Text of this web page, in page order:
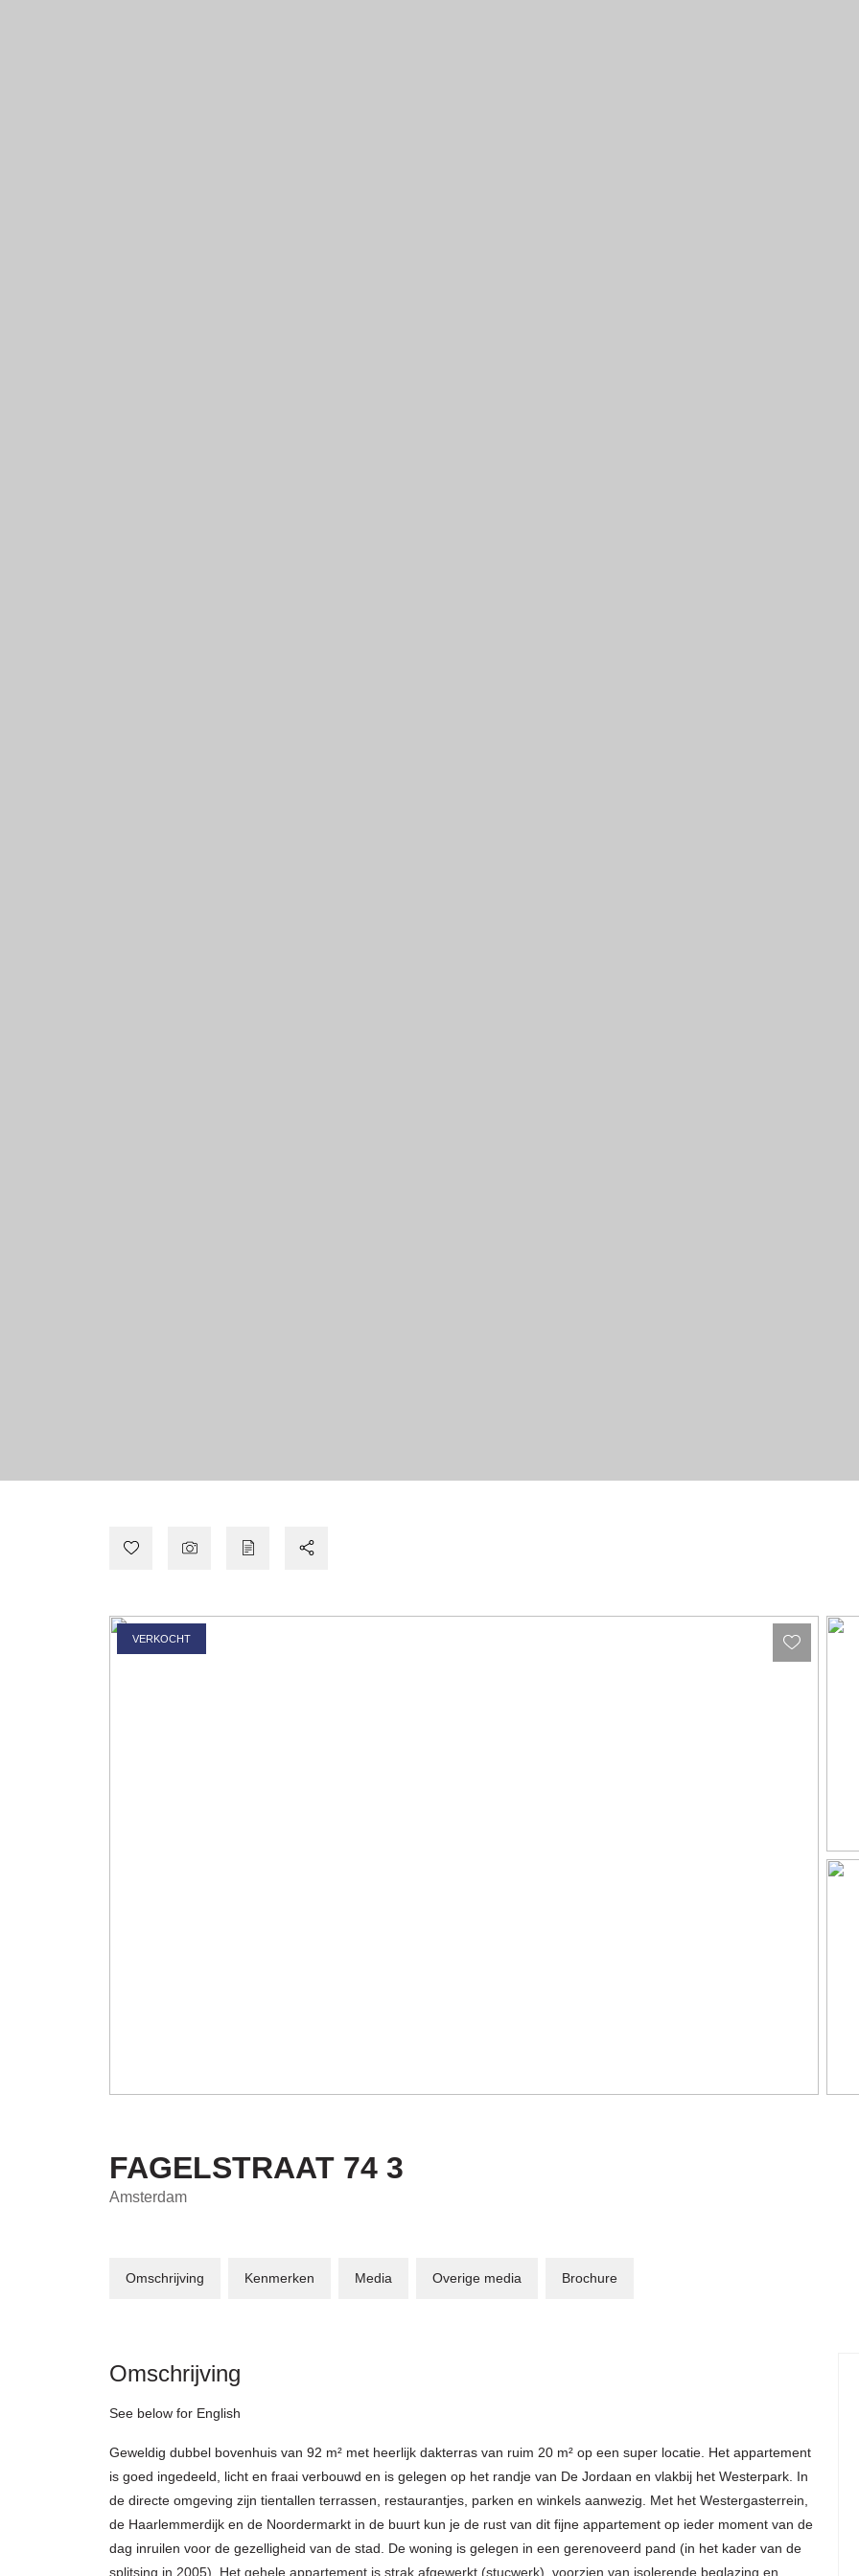
VERKOCHT
FAGELSTRAAT 74 3
Amsterdam
Omschrijving Kenmerken Media Overige media Brochure
Omschrijving
See below for English
Geweldig dubbel bovenhuis van 92 m² met heerlijk dakterras van ruim 20 m² op een super locatie. Het appartement
is goed ingedeeld, licht en fraai verbouwd en is gelegen op het randje van De Jordaan en vlakbij het Westerpark. In
de directe omgeving zijn tientallen terrassen, restaurantjes, parken en winkels aanwezig. Met het Westergasterrein,
de Haarlemmerdijk en de Noordermarkt in de buurt kun je de rust van dit fijne appartement op ieder moment van de
dag inruilen voor de gezelligheid van de stad. De woning is gelegen in een gerenoveerd pand (in het kader van de
splitsing in 2005). Het gehele appartement is strak afgewerkt (stucwerk), voorzien van isolerende beglazing en